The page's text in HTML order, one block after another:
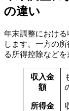
の違い
年末調整におけ
します。一方の
る所得控除などを
収入金
額
所得金